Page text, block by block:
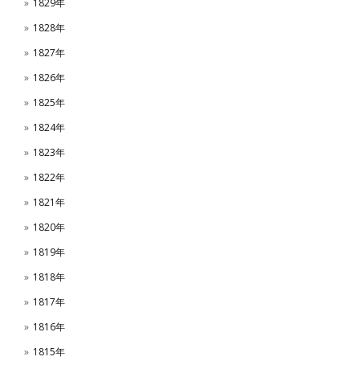
1829年
1828年
1827年
1826年
1825年
1824年
1823年
1822年
1821年
1820年
1819年
1818年
1817年
1816年
1815年